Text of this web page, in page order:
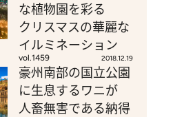
な植物園を彩る
クリスマスの華麗な
イルミネーション
vol.1459 2018.12.19
豪州南部の国立公園
に生息するワニが
人畜無害である納得